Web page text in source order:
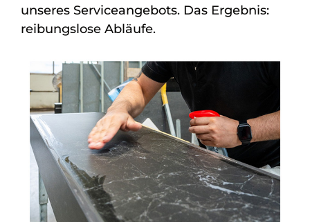
unseres Serviceangebots. Das Ergebnis:
reibungslose Abläufe.